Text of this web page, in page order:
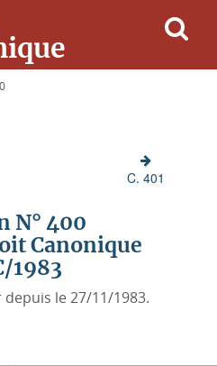
C. 401
N° 400
Canonique
1983
le 27/11/1983.